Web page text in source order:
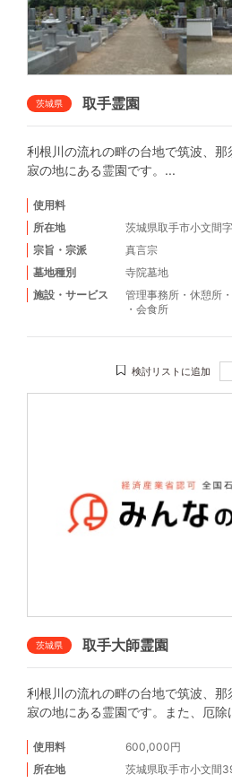
茨城県 取手霊園
利根川の流れの畔の台地で筑波、
寂の地にある霊園です。...
使用料
所在地
茨城県取手市小文間
宗旨・宗派
真言宗
墓地種別
寺院墓地
施設・サービス
管理事務所 ・ 休憩所 ・
・ 会食所
検討リストに追加
茨城県 取手大師霊園
利根川の流れの畔の台地で筑波、
寂の地にある霊園です。また、厄
使用料
600,000円
所在地
茨城県取手市小文間